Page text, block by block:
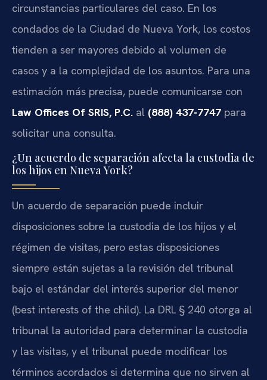
circunstancias particulares del caso. En los
condados de la Ciudad de Nueva York, los costos
tienden a ser mayores debido al volumen de
casos y a la complejidad de los asuntos. Para una
estimación más precisa, puede comunicarse con
Law Offices Of SRIS, P.C. al (888) 437-7747 para
solicitar una consulta.
¿Un acuerdo de separación afecta la custodia de
los hijos en Nueva York?
Un acuerdo de separación puede incluir
disposiciones sobre la custodia de los hijos y el
régimen de visitas, pero estas disposiciones
siempre están sujetas a la revisión del tribunal
bajo el estándar del interés superior del menor
(best interests of the child). La DRL § 240 otorga al
tribunal la autoridad para determinar la custodia
y las visitas, y el tribunal puede modificar los
términos acordados si determina que no sirven al